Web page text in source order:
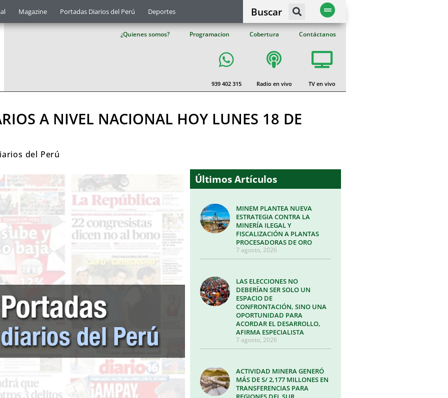
Magazine Portadas Diarios del Perú Deportes Buscar
¿Quienes somos? Programacion Cobertura Contáctanos
939 402 315 Radio en vivo TV en vivo
A NIVEL NACIONAL HOY LUNES 18 DE
del Perú
Últimos Artículos
MINEM PLANTEA NUEVA
ESTRATEGIA CONTRA LA
MINERÍA ILEGAL Y
FISCALIZACIÓN A PLANTAS
PROCESADORAS DE ORO
7 agosto, 2026
LAS ELECCIONES NO
DEBERÍAN SER SOLO UN
ESPACIO DE
CONFRONTACIÓN, SINO UNA
OPORTUNIDAD PARA
ACORDAR EL DESARROLLO,
AFIRMA ESPECIALISTA
7 agosto, 2026
ACTIVIDAD MINERA GENERÓ
MÁS DE S/ 2,177 MILLONES EN
TRANSFERENCIAS PARA